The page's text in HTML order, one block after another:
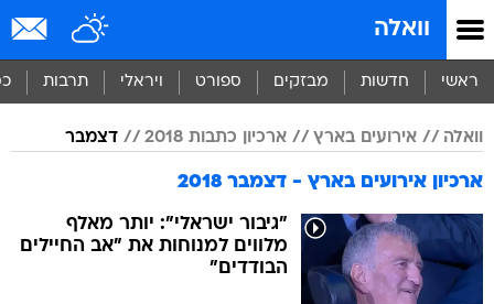
וואלה
ראשי חדשות מבזקים ספורט ויראלי תרבות
וואלה אירועים בארץ ארכיון כתבות 2018 דצמבר
ארכיון אירועים בארץ - דצמבר 2018
"גיבור ישראלי": יותר מאלף
מלווים למנוחות את "אב החיילים
הבודדים"